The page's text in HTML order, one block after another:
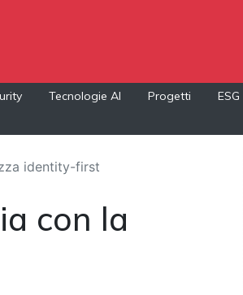
Tecnologie AI Progetti ESG
identity-first
con la